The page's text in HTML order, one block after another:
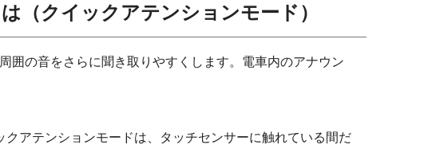
（クイックアテンションモード）
囲の音をさらに聞き取りやすくします。電車内のアナウン
アテンションモードは、タッチセンサーに触れている間だ